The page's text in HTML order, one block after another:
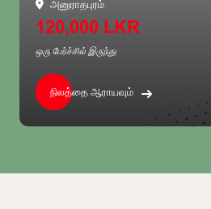
3,250,000 LKR
ஒரு பேர்ச்சில் இருந்து
நிலத்தை ஆராயவும்